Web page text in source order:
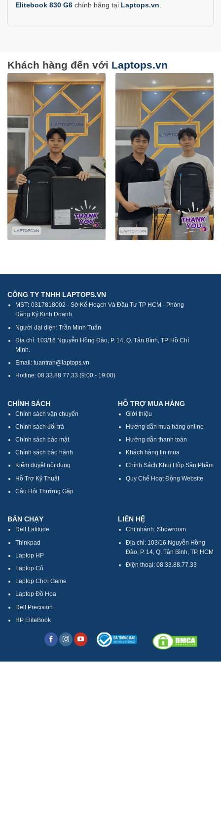
Elitebook 830 G6 chính hãng tại Laptops.vn
Khách hàng đến với Laptops.vn
CÔNG TY TNHH LAPTOPS.VN
MST: 0317818002 - Sở Kế Hoạch Và Đầu Tư TP HCM - Phòng
Đăng Ký Kinh Doanh.
Người đại diện: Trần Minh Tuấn
Địa chỉ: 103/16 Nguyễn Hồng Đào, P. 14, Q. Tân Bình, TP. Hồ Chí
Minh.
Email: tuantran@laptops.vn
Hotline: 08.33.88.77.33 (9:00 - 19:00)
CHÍNH SÁCH
Chính sách vận chuyển
Chính sách đổi trả
Chính sách bảo mật
Chính sách bảo hành
Kiểm duyệt nội dung
Hỗ Trợ Kỹ Thuật
Câu Hỏi Thường Gặp
HỖ TRỢ MUA HÀNG
Giới thiệu
Hướng dẫn mua hàng online
Hướng dẫn thanh toán
Khách hàng tin mua
Chính Sách Khui Hộp Sản Phẩm
Quy Chế Hoạt Động Website
BÁN CHẠY
Dell Latitude
Thinkpad
Laptop HP
Laptop Cũ
Laptop Chơi Game
Laptop Đồ Họa
Dell Precision
HP EliteBook
LIÊN HỆ
Chi nhánh: Showroom
Địa chỉ: 103/16 Nguyễn Hồng
Đào, P. 14, Q. Tân Bình, TP. HCM
Điện thoại: 08.33.88.77.33